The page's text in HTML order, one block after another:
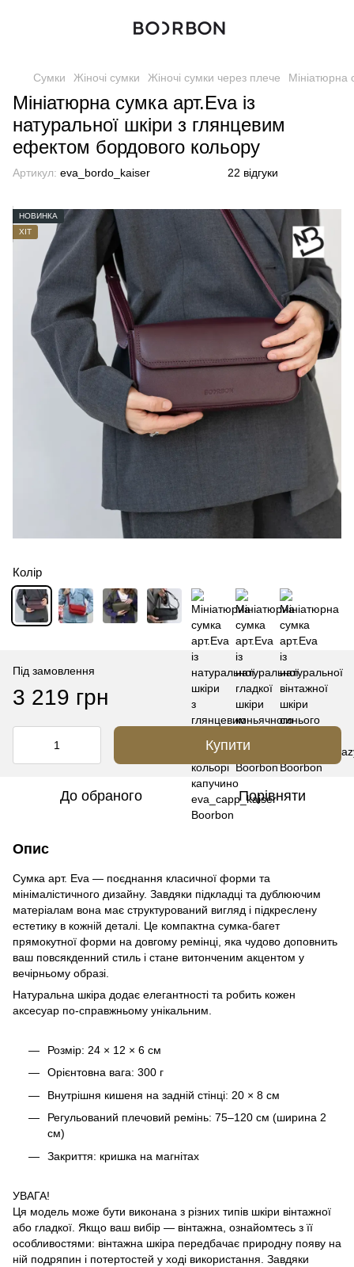
Сумки Жіночі сумки Жіночі сумки через плече Мініатюрна
Мініатюрна сумка арт.Eva із
натуральної шкіри з глянцевим
ефектом бордового кольору
Артикул: eva_bordo_kaiser 22 відгуки
НОВИНКА
ХІТ
Колір
Під замовлення
3 219 грн
Купити
До обраного Порівняти
Опис
Сумка арт. Eva — поєднання класичної форми та
мінімалістичного дизайну. Завдяки підкладці та дублюючим
матеріалам вона має структурований вигляд і підкреслену
естетику в кожній деталі. Це компактна сумка-багет
прямокутної форми на довгому ремінці, яка чудово доповнить
ваш повсякденний стиль і стане витонченим акцентом у
вечірньому образі.
Натуральна шкіра додає елегантності та робить кожен
аксесуар по-справжньому унікальним.
Розмір: 24 × 12 × 6 см
Орієнтовна вага: 300 г
Внутрішня кишеня на задній стінці: 20 × 8 см
Регульований плечовий ремінь: 75–120 см (ширина 2
см)
Закриття: кришка на магнітах
УВАГА!
Ця модель може бути виконана з різних типів шкіри вінтажної
або гладкої. Якщо ваш вибір — вінтажна, ознайомтесь з її
особливостями: вінтажна шкіра передбачає природну появу на
ній подряпин і потертостей у ході використання. Завдяки